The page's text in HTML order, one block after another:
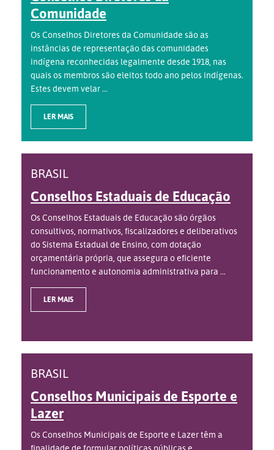
Comunidade
Os Conselhos Diretores da Comunidade são as
instâncias de representação das comunidades
indígena reconhecidas legalmente desde 1918, nas
quais os membros são eleitos todo ano pelos indígenas.
Estes devem velar ...
LER MAIS
BRASIL
Conselhos Estaduais de Educação
Os Conselhos Estaduais de Educação são órgãos
consultivos, normativos, fiscalizadores e deliberativos
do Sistema Estadual de Ensino, com dotação
orçamentária própria, que assegura o eficiente
funcionamento e autonomia administrativa para ...
LER MAIS
BRASIL
Conselhos Municipais de Esporte e
Lazer
Os Conselhos Municipais de Esporte e Lazer têm a
finalidade de formular políticas públicas e